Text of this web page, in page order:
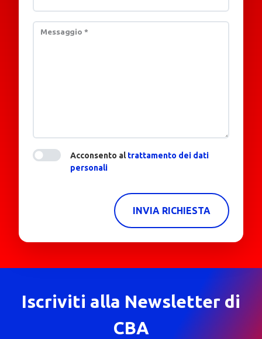
Messaggio *
Acconsento altrattamento dei dati
personali
INVIA RICHIESTA
Iscriviti alla Newsletter di
CBA